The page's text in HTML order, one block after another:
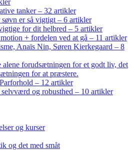
tanker – 32 artikler
er så vigtigt – 6 artikler
for dit helbred – 5 artikler
+ fordelen ved at gå – 11 artikler
Anaïs Nin, Søren Kierkegaard – 8
alene forudsætningen for et godt liv, det
for at præstere.
– 12 artikler
og robusthed – 10 artikler
og kurser
og det med småt